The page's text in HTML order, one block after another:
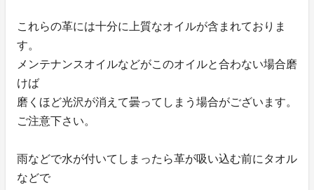
これらの革には十分に上質なオイルが含まれておりま
す。
メンテナンスオイルなどがこのオイルと合わない場合磨
けば
磨くほど光沢が消えて曇ってしまう場合がございます。
ご注意下さい。
雨などで水が付いてしまったら革が吸い込む前にタオル
などで